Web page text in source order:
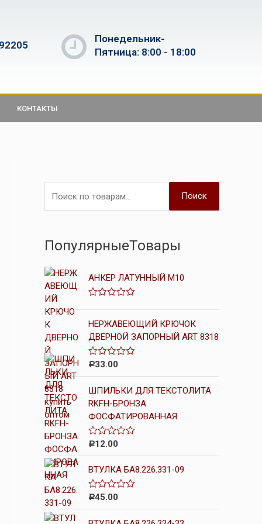
Понедельник-
Пятница: 8:00 - 18:00
КОНТАКТЫ
Поиск
ПопулярныеТовары
АНКЕР ЛАТУННЫЙ М10
е
к
а
0
и
з
НЕРЖАВЕЮЩИЙ КРЮЧОК
ДВЕРНОЙ ЗАПОРНЫЙ ART 8318
О
н
к
а
0
и
з
5
Р33.00
ШПИЛЬКИ ДЛЯ ТЕКСТОЛИТА
RKFH-БРОНЗА
ФОСФАТИРОВАННАЯ
О
н
к
а
0
5
Р12.00
ВТУЛКА БА8.226.331-09
О
Р45.00